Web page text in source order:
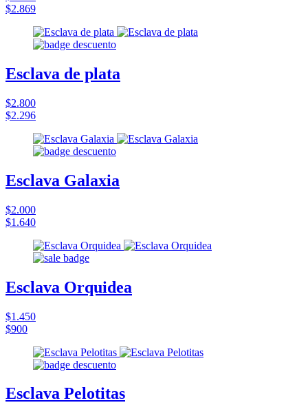
$2.869
Esclava de plata
$2.800
$2.296
Esclava Galaxia
$2.000
$1.640
Esclava Orquidea
$1.450
$900
Esclava Pelotitas